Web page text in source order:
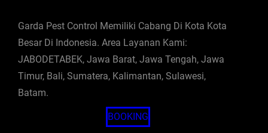
Garda Pest Control Memiliki Cabang Di Kota Kota
Besar Di Indonesia. Area Layanan Kami:
JABODETABEK, Jawa Barat, Jawa Tengah, Jawa
Timur, Bali, Sumatera, Kalimantan, Sulawesi,
Batam.
BOOKING